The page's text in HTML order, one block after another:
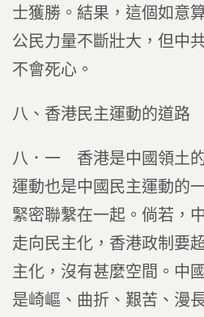
士獲勝。結果，這個如意
公民力量不斷壯大，但中
不會死心。
八、香港民主運動的道路
八．一 香港是中國領土
運動也是中國民主運動的
緊密聯繫在一起。倘若，
走向民主化，香港政制要
主化，沒有甚麼空間。中
是崎嶇、曲折、艱苦、漫